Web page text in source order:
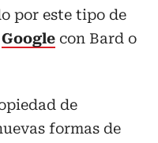
por este tipo de
Google con Bard o
de
formas de